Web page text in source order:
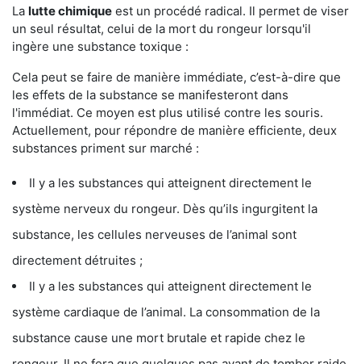
La lutte chimique est un procédé radical. Il permet de viser
un seul résultat, celui de la mort du rongeur lorsqu'il
ingère une substance toxique :
Cela peut se faire de manière immédiate, c’est-à-dire que
les effets de la substance se manifesteront dans
l'immédiat. Ce moyen est plus utilisé contre les souris.
Actuellement, pour répondre de manière efficiente, deux
substances priment sur marché :
Il y a les substances qui atteignent directement le
système nerveux du rongeur. Dès qu’ils ingurgitent la
substance, les cellules nerveuses de l’animal sont
directement détruites ;
Il y a les substances qui atteignent directement le
système cardiaque de l’animal. La consommation de la
substance cause une mort brutale et rapide chez le